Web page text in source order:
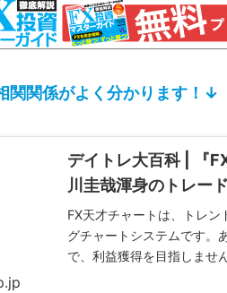
関関係がよく分かります！↓
デイトレ大百科 | 『
川圭哉渾身のトレー
FX天才チャートは、トレ
グチャートシステムです。
で、利益獲得を目指しませ